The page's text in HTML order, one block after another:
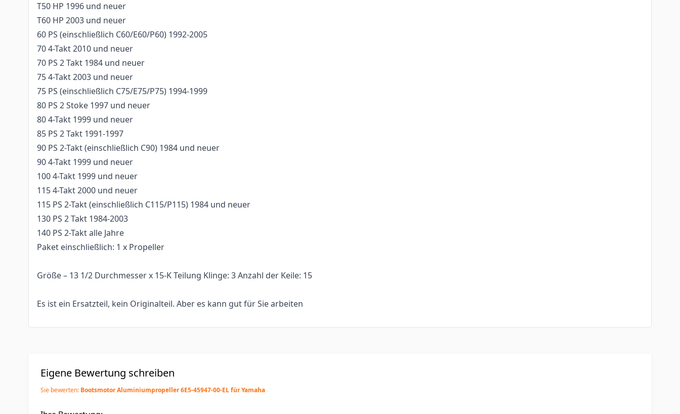
T50 HP 1996 und neuer
T60 HP 2003 und neuer
60 PS (einschließlich C60/E60/P60) 1992-2005
70 4-Takt 2010 und neuer
70 PS 2 Takt 1984 und neuer
75 4-Takt 2003 und neuer
75 PS (einschließlich C75/E75/P75) 1994-1999
80 PS 2 Stoke 1997 und neuer
80 4-Takt 1999 und neuer
85 PS 2 Takt 1991-1997
90 PS 2-Takt (einschließlich C90) 1984 und neuer
90 4-Takt 1999 und neuer
100 4-Takt 1999 und neuer
115 4-Takt 2000 und neuer
115 PS 2-Takt (einschließlich C115/P115) 1984 und neuer
130 PS 2 Takt 1984-2003
140 PS 2-Takt alle Jahre
Paket einschließlich: 1 x Propeller
Größe – 13 1/2 Durchmesser x 15-K Teilung Klinge: 3 Anzahl der Keile: 15
Es ist ein Ersatzteil, kein Originalteil. Aber es kann gut für Sie arbeiten
Eigene Bewertung schreiben
Sie bewerten: Bootsmotor Aluminiumpropeller 6E5-45947-00-EL für Yamaha